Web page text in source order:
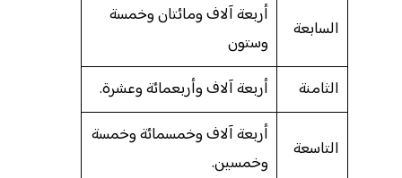
السابعة
أربعة آلاف ومائتان وخمسة
وستون
الثامنة
أربعة آلاف وأربعمائة وعشرة.
التاسعة
أربعة آلاف وخمسمائة وخمسة
وخمسين.